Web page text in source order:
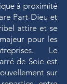
à proximité
Part-Dieu et
attire et se
pour les
Le
de Soie est
sur